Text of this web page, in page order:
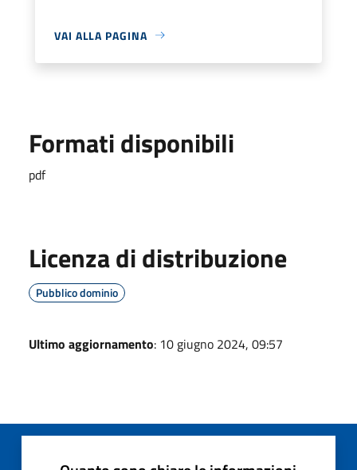
VAI ALLA PAGINA
Formati disponibili
pdf
Licenza di distribuzione
Pubblico dominio
Ultimo aggiornamento: 10 giugno 2024, 09:57